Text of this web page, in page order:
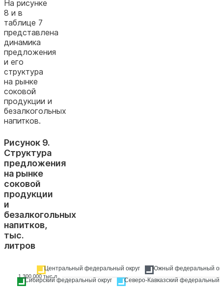
На рисунке
8 и в
таблице 7
представлена
динамика
предложения
и его
структура
на рынке
соковой
продукции и
безалкогольных
напитков.
Рисунок 9.
Структура
предложения
на рынке
соковой
продукции
и
безалкогольных
напитков,
тыс.
литров
Центральный федеральный округ
Южный федеральный
Сибирский федеральный округ
Северо-Кавказский федеральный
1,300,000 тыс.л